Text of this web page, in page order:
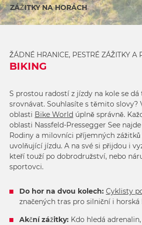
ZÁŽITKY NA HORÁCH
ŽÁDNÉ HRANICE, PESTRÉ ZÁŽITKY A
BIKING
S prostou radostí z jízdy na kole se dá
srovnávat. Souhlasíte s těmito slovy?
oblasti Bike World úplně správně.
oblasti Nassfeld-Pressegger See
Rodiny a milovníci příjemných
uvolňující jízdu. A na své si přijdou i
kteří touží po dobrodružství, nebo
sportovci.
Do hor na dvou kolech: Cyklisty
značených tras pro silniční i horská
Akční zážitky: Kdo hledá